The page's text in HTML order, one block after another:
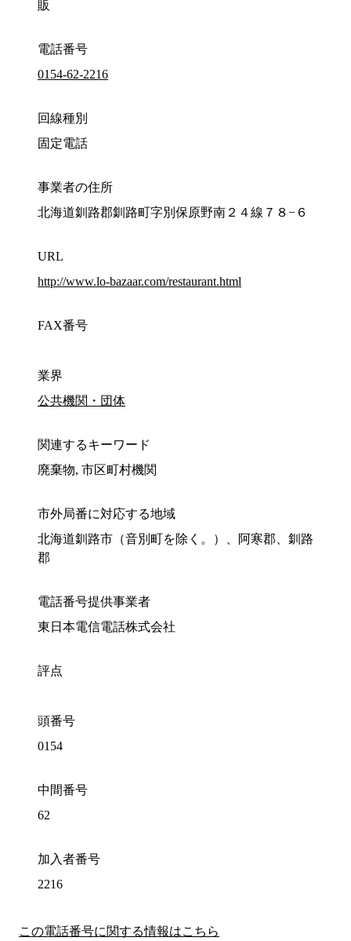
販
電話番号
0154-62-2216
回線種別
固定電話
事業者の住所
北海道釧路郡釧路町字別保原野南２４線７８−６
URL
http://www.lo-bazaar.com/restaurant.html
FAX番号
業界
公共機関・団体
関連するキーワード
廃棄物, 市区町村機関
市外局番に対応する地域
北海道釧路市（音別町を除く。）、阿寒郡、釧路
郡
電話番号提供事業者
東日本電信電話株式会社
評点
頭番号
0154
中間番号
62
加入者番号
2216
この電話番号に関する情報はこちら